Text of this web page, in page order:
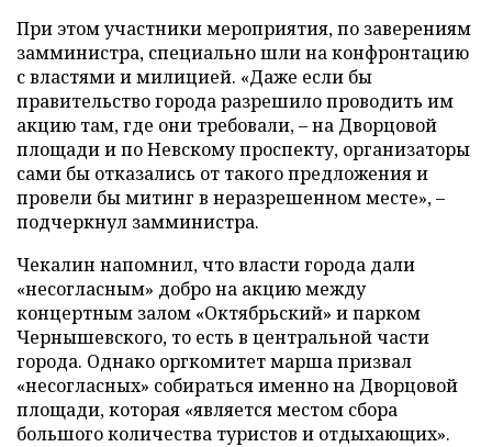
При этом участники мероприятия, по заверениям
замминистра, специально шли на конфронтацию
с властями и милицией. «Даже если бы
правительство города разрешило проводить им
акцию там, где они требовали, – на Дворцовой
площади и по Невскому проспекту, организаторы
сами бы отказались от такого предложения и
провели бы митинг в неразрешенном месте», –
подчеркнул замминистра.
Чекалин напомнил, что власти города дали
«несогласным» добро на акцию между
концертным залом «Октябрьский» и парком
Чернышевского, то есть в центральной части
города. Однако оргкомитет марша призвал
«несогласных» собираться именно на Дворцовой
площади, которая «является местом сбора
большого количества туристов и отдыхающих».